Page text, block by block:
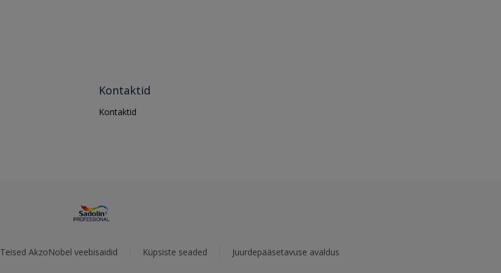
Kontaktid
Kontaktid
Teised AkzoNobel veebisaidid Küpsiste seaded Juurdepääsetavuse avaldus